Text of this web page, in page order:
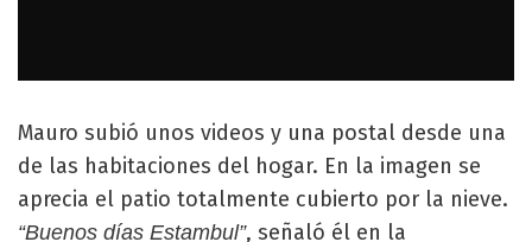
Mauro subió unos videos y una postal desde una
de las habitaciones del hogar. En la imagen se
aprecia el patio totalmente cubierto por la nieve.
“Buenos días Estambul”, señaló él en la